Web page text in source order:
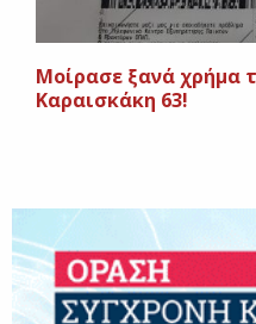
Μοίρασε ξανά χρήμα
Καραισκάκη 63!